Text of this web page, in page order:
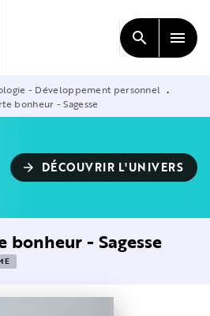
CONTENU
search menu
- Développement personnel •
bonheur - Sagesse
arrow_forward DÉCOUVRIR L'UNIVERS
- Sagesse